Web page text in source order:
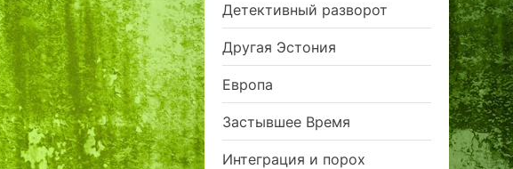
Детективный разворот
Другая Эстония
Европа
Застывшее Время
Интеграция и порох